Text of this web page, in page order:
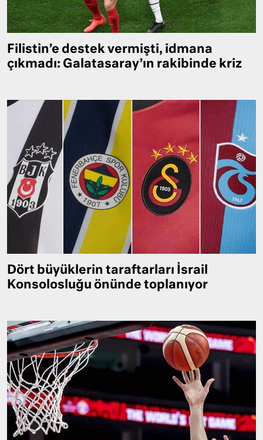
Filistin’e destek vermişti, idmana
çıkmadı: Galatasaray’ın rakibinde kriz
Dört büyüklerin taraftarları İsrail
Konsolosluğu önünde toplanıyor